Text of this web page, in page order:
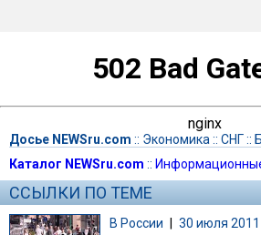
502 Bad
nginx
Досье NEWSru.com :: Экономика :: СНГ::
Каталог NEWSru.com ::
ССЫЛКИ ПО ТЕМЕ
В России 30 июля 2011